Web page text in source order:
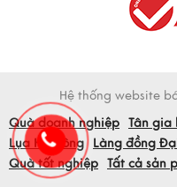
Hệ thống website
Quà doanh nghiệp Tân gia
Lụa Hà Đông
Làng đồng
Quà tốt nghiệp Tất cả sản